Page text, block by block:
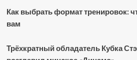
Как выбрать формат тренировок:
вам
Трёхкратный обладатель Кубка